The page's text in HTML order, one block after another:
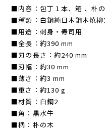
■内容：包丁１本、箱 、朴
■種類：白鋼純日本鋼本焼柳
■用途：刺身・寿司用
■全長：約390 mm
■刃の長さ：約240 mm
■刃幅：約30 mm
■薄さ：約3 mm
■重さ：約130 g
■材質：白鋼2
■角：黒水牛
■柄：朴の木